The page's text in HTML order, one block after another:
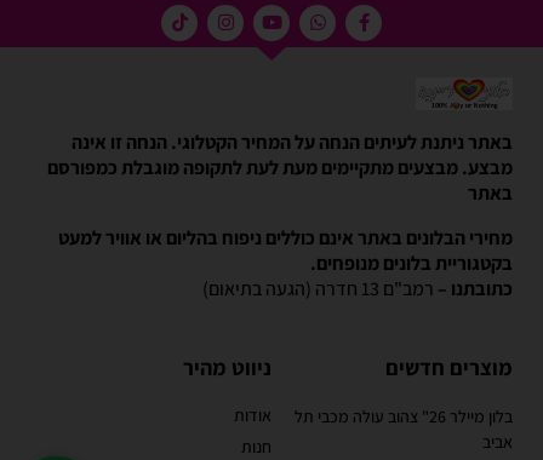
באתר ניתנת לעיתים הנחה על המחיר הקטלוגי. הנחה זו אינה
מבצע. מבצעים מתקיימים מעת לעת לתקופה מוגבלת כמפורסם
באתר
מחירי הבלונים באתר אינם כוללים ניפוח בהליום או אוויר למעט
בקטגוריית בלונים מנופחים.
כתובתנו – רמב"ם 13 חדרה (הגעה בתיאום)
מוצרים חדשים
בלון מיילר 26" צהוב עולה מכבי תל
אביב
ניווט מהיר
אודות
חנות